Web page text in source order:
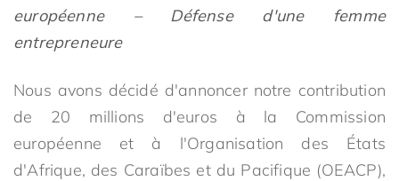
européenne – Défense d'une femme
entrepreneure
Nous avons décidé d'annoncer notre contribution
de 20 millions d'euros à la Commission
européenne et à l'Organisation des États
d'Afrique, des Caraïbes et du Pacifique (OEACP),